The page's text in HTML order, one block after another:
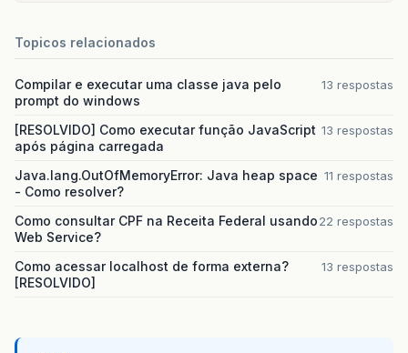
Topicos relacionados
Compilar e executar uma classe java pelo
prompt do windows
13 respostas
[RESOLVIDO] Como executar função JavaScript
após página carregada
13 respostas
Java.lang.OutOfMemoryError: Java heap space
- Como resolver?
11 respostas
Como consultar CPF na Receita Federal usando
Web Service?
22 respostas
Como acessar localhost de forma externa?
[RESOLVIDO]
13 respostas